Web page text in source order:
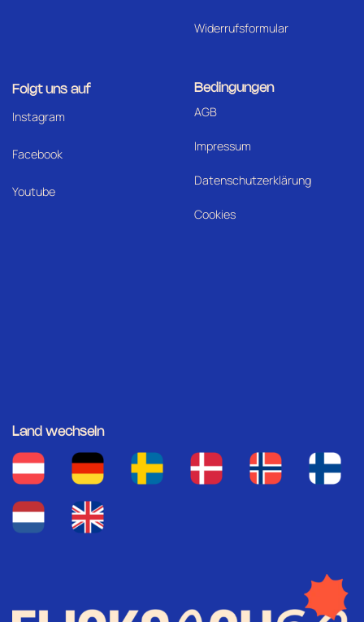
Widerrufsformular
Folgt uns auf
Instagram
Facebook
Youtube
Bedingungen
AGB
Impressum
Datenschutzerklärung
Cookies
Land wechseln